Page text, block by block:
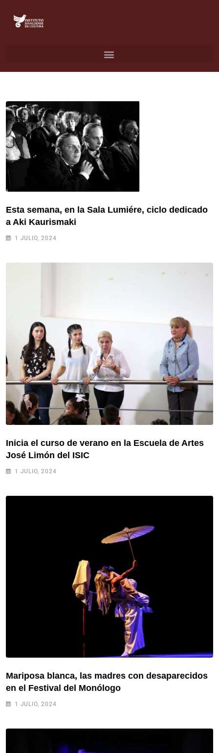
Esta semana, en la Sala Lumiére, ciclo dedicado
a Aki Kaurismaki
1 JULIO, 2024
Inicia el curso de verano en la Escuela de Artes
José Limón del ISIC
1 JULIO, 2024
Mariposa blanca, las madres con desaparecidos
en el Festival del Monólogo
1 JULIO, 2024